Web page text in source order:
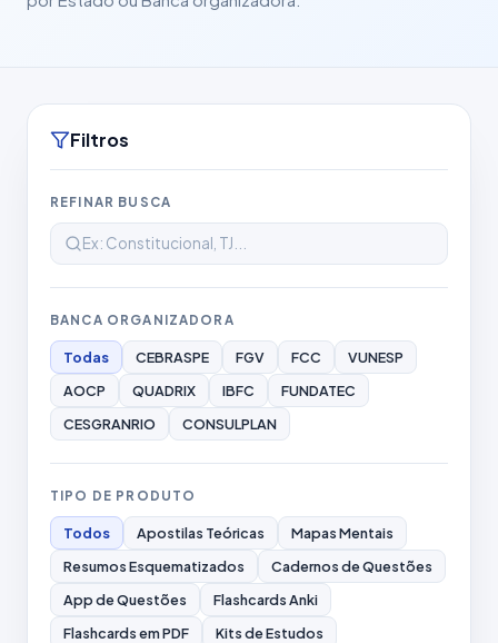
Filtros
REFINAR BUSCA
BANCA ORGANIZADORA
Todas CEBRASPE FGV FCC
VUNESP
AOCP
QUADRIX IBFC
FUNDATEC
CESGRANRIO
CONSULPLAN
TIPO DE PRODUTO
Todos Apostilas Teóricas
Mapas Mentais
Resumos Esquematizados
Cadernos de Questões
App de Questões
Flashcards Anki
Flashcards em PDF
Kits de Estudos